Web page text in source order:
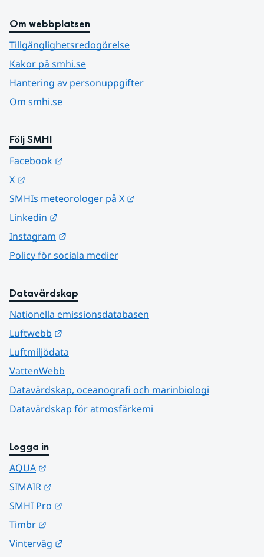
Om webbplatsen
Tillgänglighetsredogörelse
Kakor på smhi.se
Hantering av personuppgifter
Om smhi.se
Följ SMHI
Facebook
X
SMHIs meteorologer på X
Linkedin
Instagram
Policy för sociala medier
Datavärdskap
Nationella emissionsdatabasen
Luftwebb
Luftmiljödata
VattenWebb
Datavärdskap, oceanografi och marinbiologi
Datavärdskap för atmosfärkemi
Logga in
AQUA
SIMAIR
SMHI Pro
Timbr
Vinterväg